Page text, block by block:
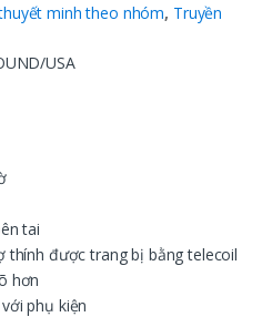
minh theo nhóm, Truyền
USA
tai
thính được trang bị bằng telecoil
hơn
phụ kiện